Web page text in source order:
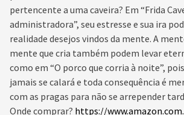
pertencente a uma caveira? Em “Frida
administradora”, seu estresse e sua ira
realidade desejos vindos da mente. A
mente que cria também podem levar
como em “O porco que corria à noite”,
jamais se calará e toda consequência é
com as pragas para não se arrepender
Onde comprar? https://